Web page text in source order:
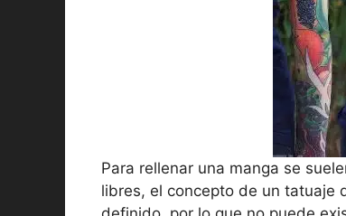
Para rellenar una manga se
libres, el concepto de un tatuaje